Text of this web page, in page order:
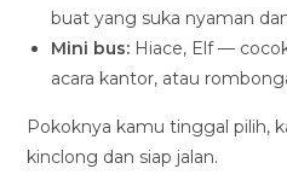
buat yang suka nyaman
Mini bus: Hiace, Elf —
acara kantor, atau
Pokoknya kamu tinggal pilih,
kinclong dan siap jalan.